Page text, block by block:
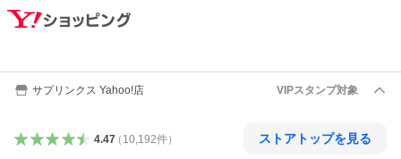
サプリンクス Yahoo!店 VIPスタンプ対象
4.47（ 10,192件） ストアトップを見る